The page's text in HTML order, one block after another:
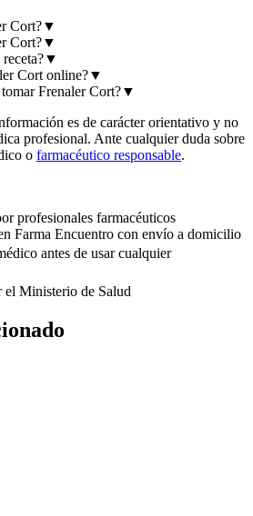
Cort?▼
Cort?▼
▼
Cort online?▼
Frenaler Cort?▼
es de carácter orientativo y no
profesional. Ante cualquier duda sobre
o farmacéutico responsable.
profesionales farmacéuticos
Farma Encuentro con envío a domicilio
antes de usar cualquier
el Ministerio de Salud